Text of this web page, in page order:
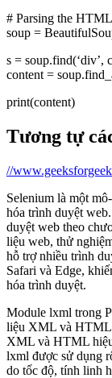
# Parsing the HTML
soup =
s = soup.find(‘div’,
content =
print(content)
Tương tự
//
Selenium là một
hóa trình duyệt
duyệt web theo
liệu web, thử
hỗ trợ nhiều trình
Safari và Edge,
hóa trình duyệt.
Module lxml trong
liệu XML và
XML và HTML
lxml được sử dụng
do tốc độ, tính linh